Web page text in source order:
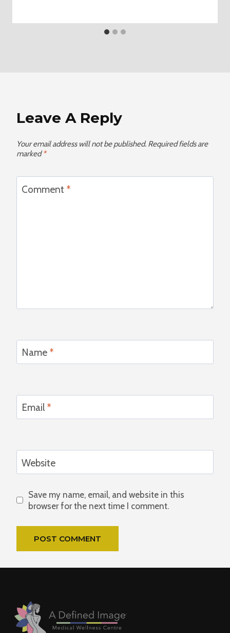
Leave A Reply
Your email address will not be published. Required fields are
marked*
Comment *
Name *
Email *
Website
Save my name, email, and website in this
browser for the next time I comment.